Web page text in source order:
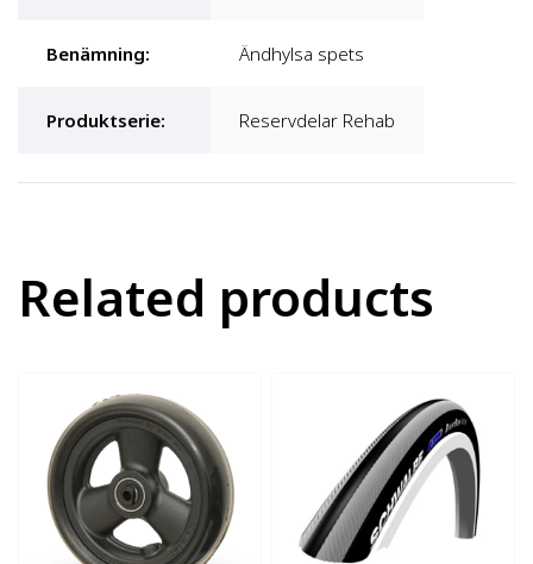
Benämning: Ändhylsa spets
Produktserie: Reservdelar Rehab
Related products